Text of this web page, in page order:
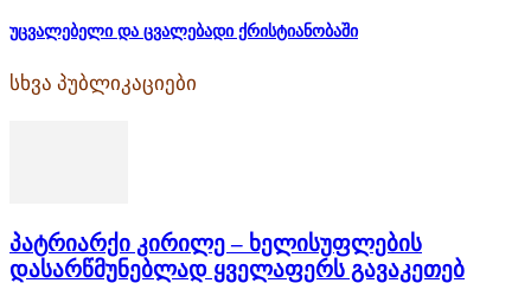
უცვალებელი და ცვალებადი ქრისტიანობაში
სხვა პუბლიკაციები
პატრიარქი კირილე – ხელისუფლების
დასარწმუნებლად ყველაფერს გავაკეთებ